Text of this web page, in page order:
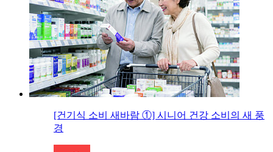
[건기식 소비 새바람 ①] 시니어 건강 소비의 새 풍
경